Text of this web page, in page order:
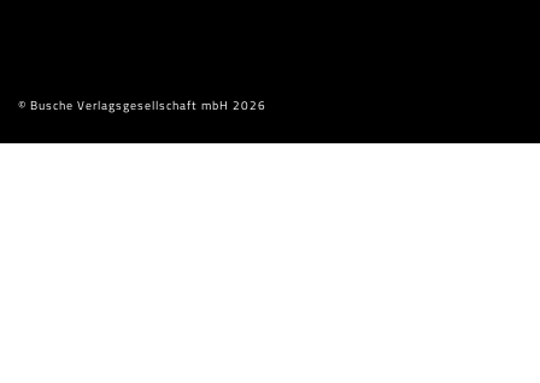
© Busche Verlagsgesellschaft mbH 2026